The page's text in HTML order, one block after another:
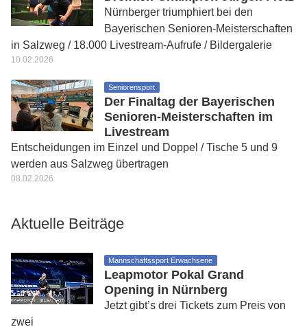
Nürnberger triumphiert bei den
Bayerischen Senioren-Meisterschaften
in Salzweg / 18.000 Livestream-Aufrufe / Bildergalerie
10.02.2026
Seniorensport
Der Finaltag der Bayerischen
Senioren-Meisterschaften im
Livestream
Entscheidungen im Einzel und Doppel / Tische 5 und 9
werden aus Salzweg übertragen
08.02.2026
Aktuelle Beiträge
Mannschaftssport Erwachsene
Leapmotor Pokal Grand
Opening in Nürnberg
Jetzt gibt’s drei Tickets zum Preis von
zwei